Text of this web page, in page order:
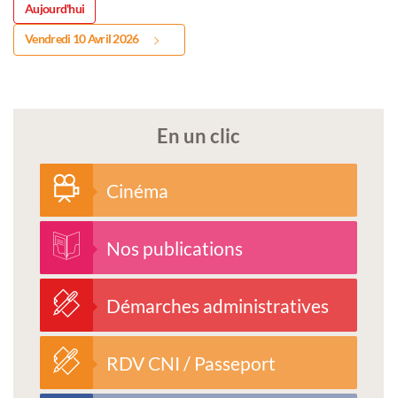
Aujourd'hui
Vendredi 10 Avril 2026
En un clic
Cinéma
Nos publications
Démarches administratives
RDV CNI / Passeport